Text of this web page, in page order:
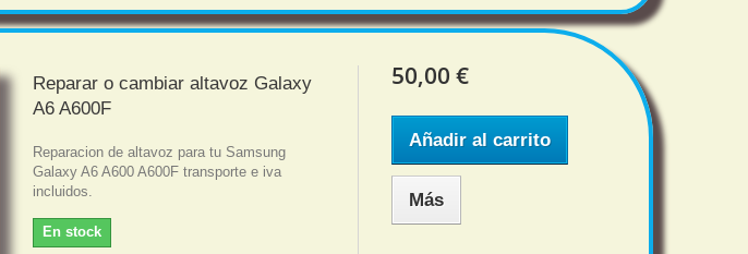
Reparar o cambiar altavoz Galaxy
A6 A600F
Reparacion de altavoz para tu Samsung
Galaxy A6 A600 A600F transporte e iva
incluidos.
En stock
50,00 €
Añadir al carrito
Más